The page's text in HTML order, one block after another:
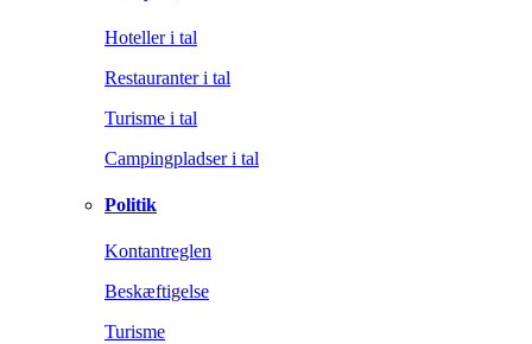
Hoteller i tal
Restauranter i tal
Turisme i tal
Campingpladser i tal
Politik
Kontantreglen
Beskæftigelse
Turisme